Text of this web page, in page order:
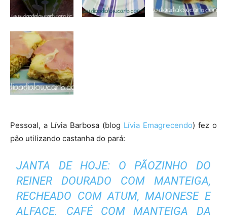
Pessoal, a Lívia Barbosa (blog Lívia Emagrecendo) fez o
pão utilizando castanha do pará:
JANTA DE HOJE: O PÃOZINHO DO
REINER DOURADO COM MANTEIGA,
RECHEADO COM ATUM, MAIONESE E
ALFACE. CAFÉ COM MANTEIGA DA